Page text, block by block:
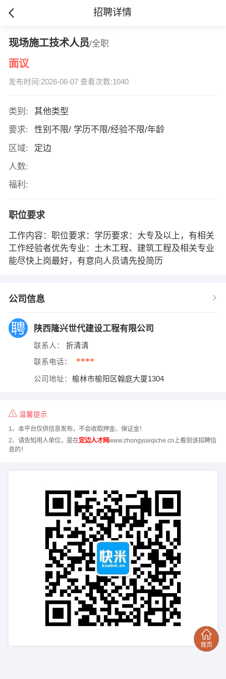
招聘详情
现场施工技术人员/全职
面议
发布时间:2026-08-07 查看次数:1040
类别:
其他类型
要求:
性别不限/ 学历不限/经验不限/年龄
区域:
定边
人数:
福利:
职位要求
工作内容：职位要求：学历要求：大专及以上，有相关
工作经验者优先专业：土木工程、建筑工程及相关专业
能尽快上岗最好，有意向人员请先投简历
公司信息
陕西隆兴世代建设工程有限公司
联系人： 折清清
联系电话： ****
公司地址： 榆林市榆阳区翰庭大厦1304
温馨提示
1、本平台仅供信息发布，不会收取押金、保证金！
2、请告知用人单位，是在定边人才网www.zhongyueqiche.cn上看到该招聘信
息的！